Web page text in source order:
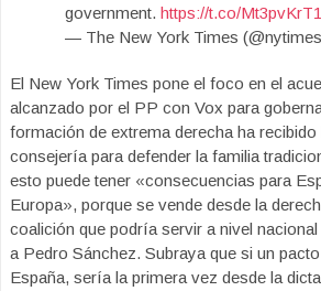
government. https://t.co/
— The New York Times
El New York Times pone el foco en el
alcanzado por el PP con Vox para
formación de extrema derecha ha
consejería para defender la familia
esto puede tener «consecuencias para
Europa», porque se vende desde la
coalición que podría servir a nivel
a Pedro Sánchez. Subraya que si un
España, sería la primera vez desde la